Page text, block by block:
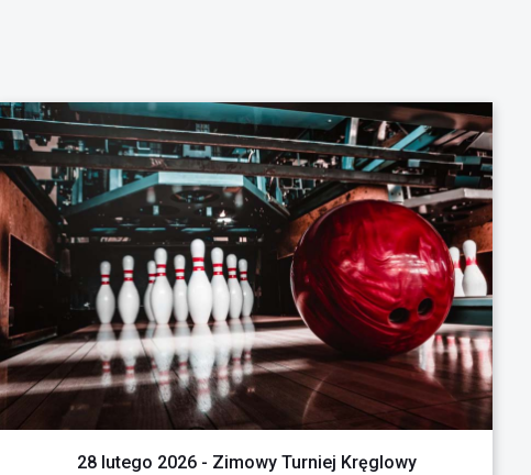
CZYTAJ WIĘCEJ
28 lutego 2026 - Zimowy Turniej Kręglowy